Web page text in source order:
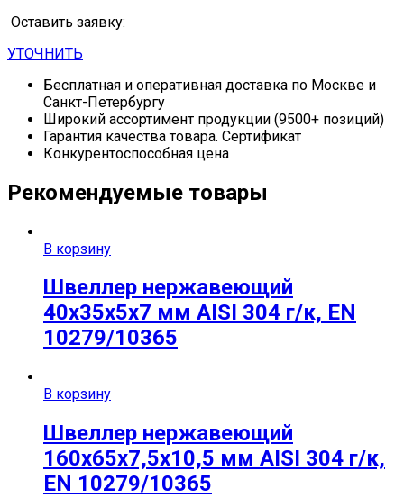
Оставить заявку:
УТОЧНИТЬ
Бесплатная и оперативная доставка по Москве и
Санкт-Петербургу
Широкий ассортимент продукции (9500+ позиций)
Гарантия качества товара. Сертификат
Конкурентоспособная цена
Рекомендуемые товары
В корзину
Швеллер нержавеющий
40х35х5х7 мм AISI 304 г/к, EN
10279/10365
В корзину
Швеллер нержавеющий
160х65х7,5х10,5 мм AISI 304 г/к,
EN 10279/10365